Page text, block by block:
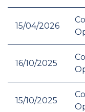
15/04/2026
16/10/2025
15/10/2025